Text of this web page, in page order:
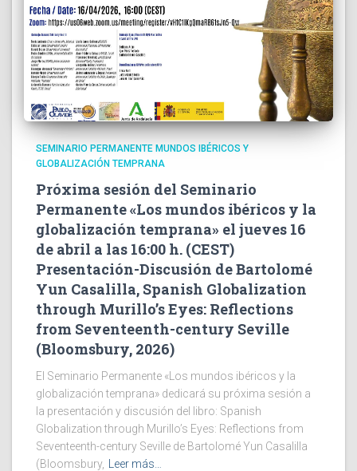
SEMINARIO PERMANENTE MUNDOS IBÉRICOS Y
GLOBALIZACIÓN TEMPRANA
Próxima sesión del Seminario
Permanente «Los mundos ibéricos y la
globalización temprana» el jueves 16
de abril a las 16:00 h. (CEST)
Presentación-Discusión de Bartolomé
Yun Casalilla, Spanish Globalization
through Murillo’s Eyes: Reflections
from Seventeenth-century Seville
(Bloomsbury, 2026)
El Seminario Permanente «Los mundos ibéricos y la
globalización temprana» dedicará su próxima sesión a
la presentación y discusión del libro: Spanish
Globalization through Murillo’s Eyes: Reflections from
Seventeenth-century Seville de Bartolomé Yun Casalilla
(Bloomsbury, Leer más…